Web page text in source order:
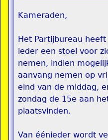
Kameraden,
Het Partijbureau
ieder een stoel voor
nemen, indien
aanvang nemen op
eind van de middag,
zondag de 15e aan
plaatsvinden.
Van éénieder wordt